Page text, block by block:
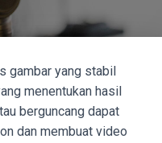
gambar yang stabil
menentukan hasil
berguncang dapat
dan membuat video